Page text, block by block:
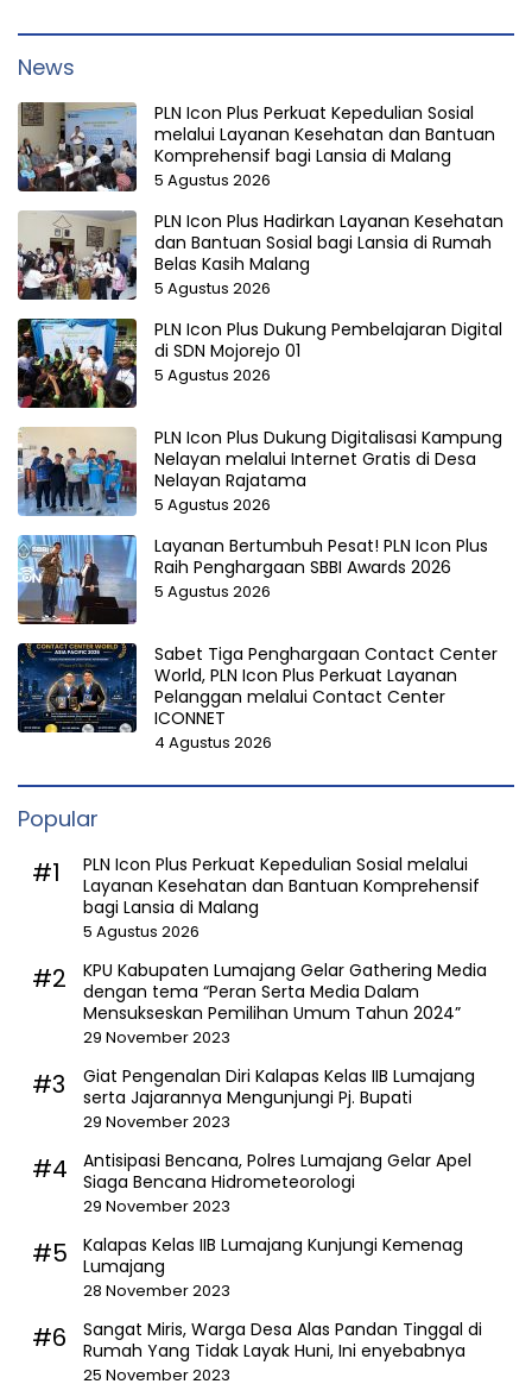
News
PLN Icon Plus Perkuat Kepedulian Sosial
melalui Layanan Kesehatan dan Bantuan
Komprehensif bagi Lansia di Malang
5 Agustus 2026
PLN Icon Plus Hadirkan Layanan Kesehatan
dan Bantuan Sosial bagi Lansia di Rumah
Belas Kasih Malang
5 Agustus 2026
PLN Icon Plus Dukung Pembelajaran Digital
di SDN Mojorejo 01
5 Agustus 2026
PLN Icon Plus Dukung Digitalisasi Kampung
Nelayan melalui Internet Gratis di Desa
Nelayan Rajatama
5 Agustus 2026
Layanan Bertumbuh Pesat! PLN Icon Plus
Raih Penghargaan SBBI Awards 2026
5 Agustus 2026
Sabet Tiga Penghargaan Contact Center
World, PLN Icon Plus Perkuat Layanan
Pelanggan melalui Contact Center
ICONNET
4 Agustus 2026
Popular
#1
PLN Icon Plus Perkuat Kepedulian Sosial melalui
Layanan Kesehatan dan Bantuan Komprehensif
bagi Lansia di Malang
5 Agustus 2026
#2
KPU Kabupaten Lumajang Gelar Gathering Media
dengan tema “Peran Serta Media Dalam
Mensukseskan Pemilihan Umum Tahun 2024”
29 November 2023
#3
Giat Pengenalan Diri Kalapas Kelas IIB Lumajang
serta Jajarannya Mengunjungi Pj. Bupati
29 November 2023
#4
Antisipasi Bencana, Polres Lumajang Gelar Apel
Siaga Bencana Hidrometeorologi
29 November 2023
#5
Kalapas Kelas IIB Lumajang Kunjungi Kemenag
Lumajang
28 November 2023
#6
Sangat Miris, Warga Desa Alas Pandan Tinggal di
Rumah Yang Tidak Layak Huni, Ini enyebabnya
25 November 2023